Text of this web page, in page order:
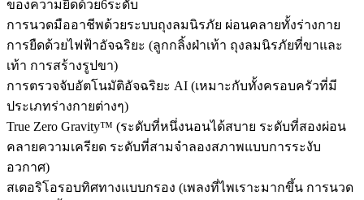
ของความยืดด้วย6ระดับ
การนวดมืออาชีพด้วยระบบถุงลมนิรภัย ผ่อนคลายทั้งร่างกาย
การยืดด้วยไฟฟ้าอัจฉริยะ (ลูกกลิ้งฝ่าเท้า ถุงลมนิรภัยที่ขาและ
เท้า การสร้างรูปขา)
การตรวจจับอัตโนมัติอัจฉริยะ AI (เหมาะกับทั้งครอบครัวที่มี
ประเภทร่างกายต่างๆ)
True Zero Gravity™ (ระดับที่หนึ่งนอนได้สบาย ระดับที่สองผ่อน
คลายความเครียด ระดับที่สามจำลองสภาพแบบการระงับ
อวกาศ)
สเตอริโอรอบทิศทางแบบกรอง (เพลงที่ไพเราะมากขึ้น การนวด